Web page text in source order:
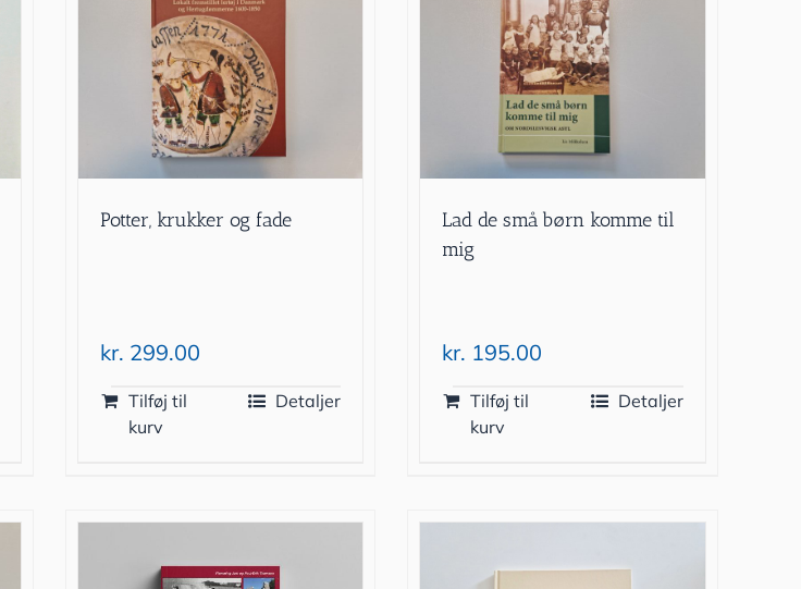
Potter, krukker og fade
kr. 299.00
Tilføj til
kurv
Detaljer
Lad de små børn komme til
mig
kr. 195.00
Tilføj til
kurv
Detaljer